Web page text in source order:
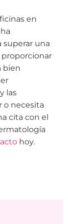
en
superar una
bien
las
o necesita
cita con el
hoy.